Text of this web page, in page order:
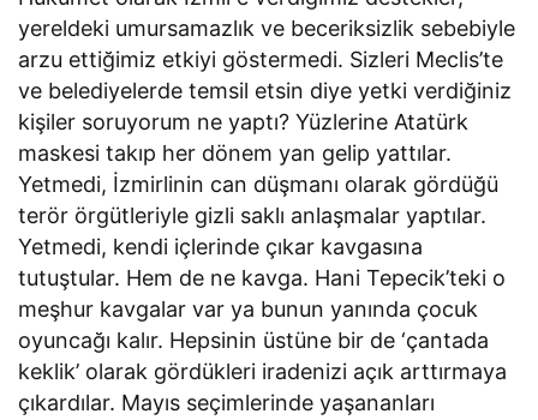
yereldeki umursamazlık ve beceriksizlik sebebiyle
arzu ettiğimiz etkiyi göstermedi. Sizleri Meclis’te
ve belediyelerde temsil etsin diye yetki verdiğiniz
kişiler soruyorum ne yaptı? Yüzlerine Atatürk
maskesi takıp her dönem yan gelip yattılar.
Yetmedi, İzmirlinin can düşmanı olarak gördüğü
terör örgütleriyle gizli saklı anlaşmalar yaptılar.
Yetmedi, kendi içlerinde çıkar kavgasına
tutuştular. Hem de ne kavga. Hani Tepecik’teki o
meşhur kavgalar var ya bunun yanında çocuk
oyuncağı kalır. Hepsinin üstüne bir de ‘çantada
keklik’ olarak gördükleri iradenizi açık arttırmaya
çıkardılar. Mayıs seçimlerinde yaşananları